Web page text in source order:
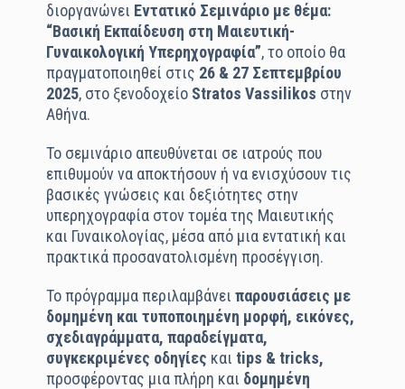
διοργανώνει Εντατικό Σεμινάριο με θέμα:
“Βασική Εκπαίδευση στη Μαιευτική-
Γυναικολογική Υπερηχογραφία”, το οποίο θα
πραγματοποιηθεί στις 26 & 27 Σεπτεμβρίου
2025, στο ξενοδοχείο Stratos Vassilikos στην
Αθήνα.
Το σεμινάριο απευθύνεται σε ιατρούς που
επιθυμούν να αποκτήσουν ή να ενισχύσουν τις
βασικές γνώσεις και δεξιότητες στην
υπερηχογραφία στον τομέα της Μαιευτικής
και Γυναικολογίας, μέσα από μια εντατική και
πρακτικά προσανατολισμένη προσέγγιση.
Το πρόγραμμα περιλαμβάνειπαρουσιάσεις με
δομημένη και τυποποιημένη μορφή, εικόνες,
σχεδιαγράμματα, παραδείγματα,
συγκεκριμένες οδηγίες και tips & tricks,
προσφέροντας μια πλήρη και δομημένη